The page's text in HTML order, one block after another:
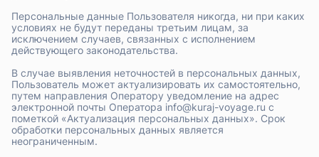
Персональные данные Пользователя никогда, ни при каких
условиях не будут переданы третьим лицам, за
исключением случаев, связанных с исполнением
действующего законодательства.
В случае выявления неточностей в персональных данных,
Пользователь может актуализировать их самостоятельно,
путем направления Оператору уведомление на адрес
электронной почты Оператора info@kuraj-voyage.ru с
пометкой «Актуализация персональных данных». Срок
обработки персональных данных является
неограниченным.